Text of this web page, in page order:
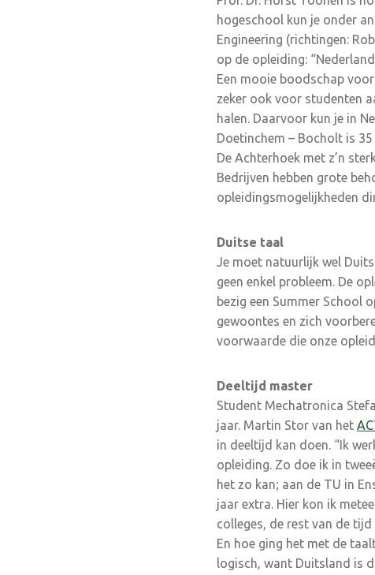
hogeschool kun je onder
Engineering (richtingen:
op de opleiding:
Een mooie boodschap
zeker ook voor studenten
halen. Daarvoor kun je in
Doetinchem – Bocholt is 35
De Achterhoek met z’n
Bedrijven hebben grote
opleidingsmogelijkheden
Duitse taal
Je moet natuurlijk wel
geen enkel probleem. De
bezig een Summer School
gewoontes en zich
voorwaarde die onze
Deeltijd master
Student Mechatronica
jaar. Martin Stor van het
in deeltijd kan doen. “Ik
opleiding. Zo doe ik in
het zo kan; aan de TU in
jaar extra. Hier kon ik
colleges, de rest van de
En hoe ging het met de
logisch, want Duitsland is